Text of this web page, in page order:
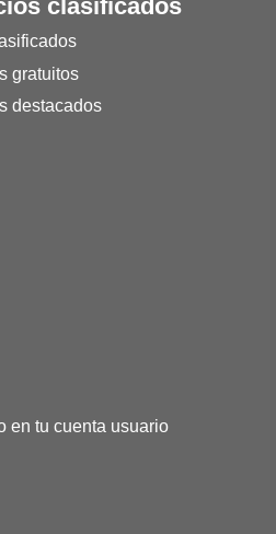
clasificados
gratuitos
destacados
en tu cuenta usuario